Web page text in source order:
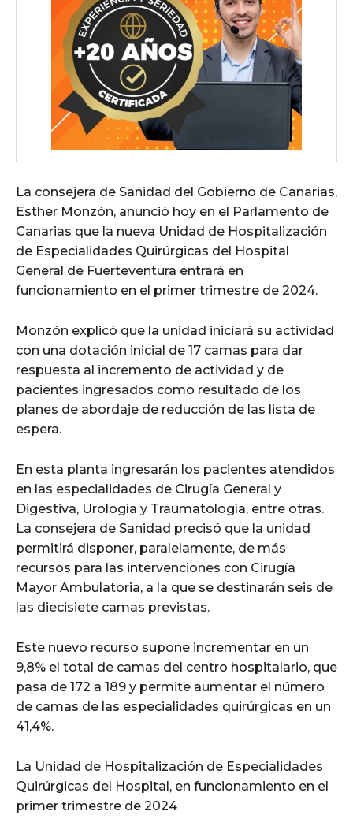
La consejera de Sanidad del Gobierno de Canarias,
Esther Monzón, anunció hoy en el Parlamento de
Canarias que la nueva Unidad de Hospitalización
de Especialidades Quirúrgicas del Hospital
General de Fuerteventura entrará en
funcionamiento en el primer trimestre de 2024.
Monzón explicó que la unidad iniciará su actividad
con una dotación inicial de 17 camas para dar
respuesta al incremento de actividad y de
pacientes ingresados como resultado de los
planes de abordaje de reducción de las lista de
espera.
En esta planta ingresarán los pacientes atendidos
en las especialidades de Cirugía General y
Digestiva, Urología y Traumatología, entre otras.
La consejera de Sanidad precisó que la unidad
permitirá disponer, paralelamente, de más
recursos para las intervenciones con Cirugía
Mayor Ambulatoria, a la que se destinarán seis de
las diecisiete camas previstas.
Este nuevo recurso supone incrementar en un
9,8% el total de camas del centro hospitalario, que
pasa de 172 a 189 y permite aumentar el número
de camas de las especialidades quirúrgicas en un
41,4%.
La Unidad de Hospitalización de Especialidades
Quirúrgicas del Hospital, en funcionamiento en el
primer trimestre de 2024